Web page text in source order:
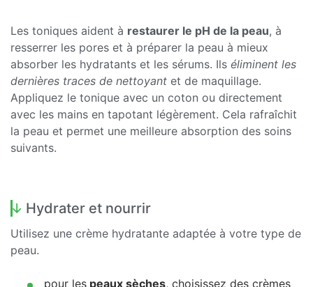
Les toniques aident à restaurer le pH de la peau, à
resserrer les pores et à préparer la peau à mieux
absorber les hydratants et les sérums. Ils éliminent les
dernières traces de nettoyant et de maquillage.
Appliquez le tonique avec un coton ou directement
avec les mains en tapotant légèrement. Cela rafraîchit
la peau et permet une meilleure absorption des soins
suivants.
Hydrater et nourrir
Utilisez une crème hydratante adaptée à votre type de
peau.
pour les peaux sèches, choisissez des crèmes